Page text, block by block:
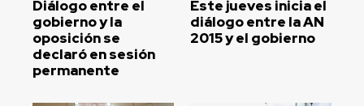
Diálogo entre el
gobierno y la
oposición se
declaró en sesión
permanente
Este jueves inicia el
diálogo entre la AN
2015 y el gobierno